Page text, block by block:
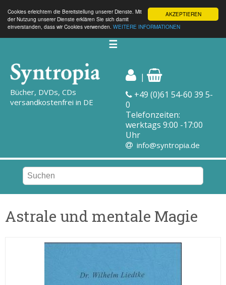
AKZEPTIEREN
Cookies erleichtern die Bereitstellung unserer Dienste. Mit
der Nutzung unserer Dienste erklären Sie sich damit
einverstanden, dass wir Cookies verwenden. WEITERE INFORMATIONEN
☰
Bücher, DVDs, CDs
versandkostenfrei in DE
|
+49 (0)61 54-60 39 5-
0
Telefonzeiten:
werktags 9:00 -17:00
Uhr
info@syntropia.de
Astrale und mentale Magie